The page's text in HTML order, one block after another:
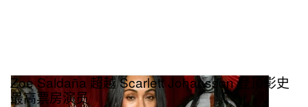
Zoe Saldaña 超越 Scarlett Johansson 登顶影史
最高票房演员